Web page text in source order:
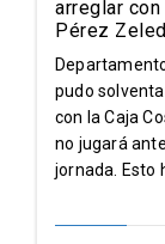
arreglar
Pérez
pudo
con la Caja
no jugará
jornada. Esto